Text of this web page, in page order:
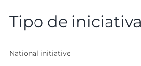
Tipo de iniciativa
National initiative